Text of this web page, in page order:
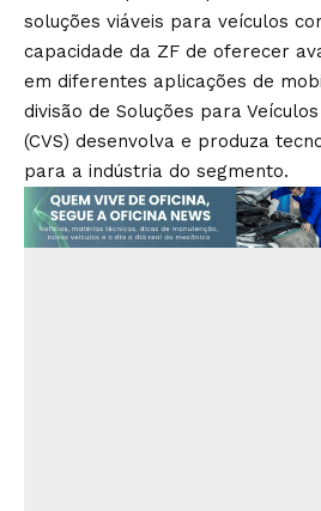
soluções viáveis para veículos
capacidade da ZF de oferecer
em diferentes aplicações de
divisão de Soluções para
(CVS) desenvolva e produza
para a indústria do segmento.